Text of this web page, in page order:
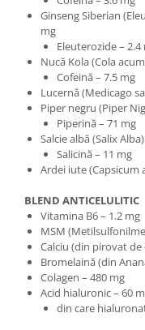
Ginseng Siberian
mg
Eleuterozide – 2.4
Nucă Kola (Cola
Cofeină – 7.5 mg
Lucernă (Medicago
Piper negru (Piper
Piperină – 71 mg
Salcie albă (Salix
Salicină – 11 mg
Ardei iute (Capsicum
BLEND ANTICELULITIC
Vitamina B6 – 1.2 mg
MSM
Calciu (din pirovat de
Bromelaină (din
Colagen – 480 mg
Acid hialuronic – 60
din care